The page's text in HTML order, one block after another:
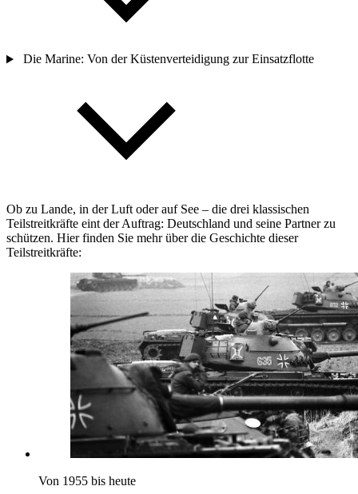
Die Marine: Von der Küstenverteidigung zur Einsatzflotte
Ob zu Lande, in der Luft oder auf See – die drei klassischen
Teilstreitkräfte eint der Auftrag: Deutschland und seine Partner zu
schützen. Hier finden Sie mehr über die Geschichte dieser
Teilstreitkräfte:
Von 1955 bis heute